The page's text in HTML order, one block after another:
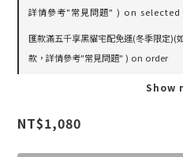
詳情參考"常見問題" ) on
匯款滿五千享黑貓宅配免運(冬季限定)(
款，詳情參考"常見問題" ) on order
Show
NT$1,080